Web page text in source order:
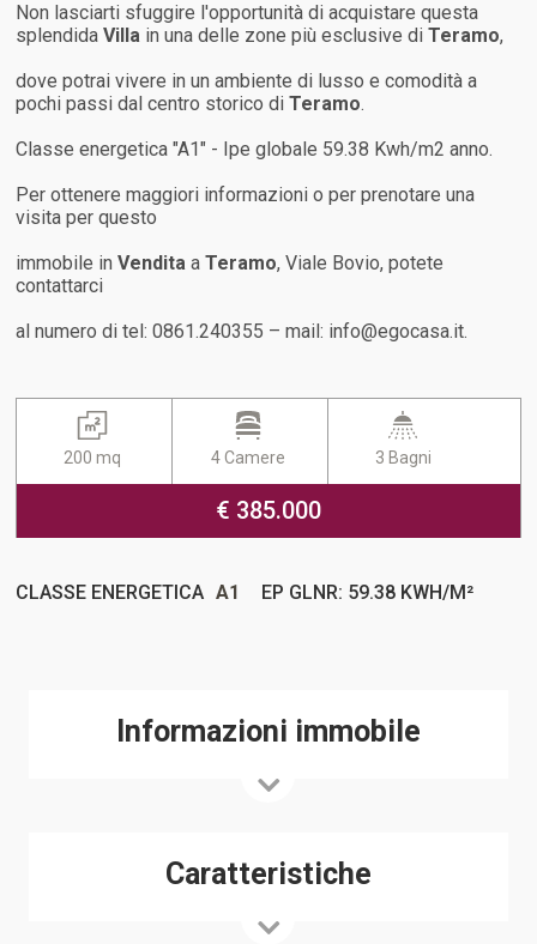
Non lasciarti sfuggire l'opportunità di acquistare questa
splendidaVilla in una delle zone più esclusive diTeramo,
dove potrai vivere in un ambiente di lusso e comodità a
pochi passi dal centro storico diTeramo.
Classe energetica "A1" - Ipe globale 59.38 Kwh/m2 anno.
Per ottenere maggiori informazioni o per prenotare una
visita per questo
immobile inVendita aTeramo, Viale Bovio, potete
contattarci
al numero di tel: 0861.240355 – mail: info@egocasa.it.
200 mq 4 Camere 3 Bagni
€ 385.000
CLASSE ENERGETICA A1 EP GLNR: 59.38 KWH/M²
Informazioni immobile
Caratteristiche